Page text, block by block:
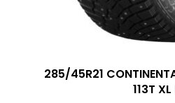
285/45R21
113T XL